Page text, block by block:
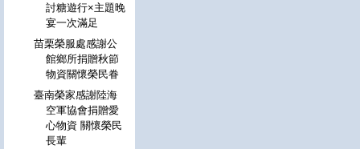
討糖遊行×主題晚
宴一次滿足
苗栗榮服處感謝公
館鄉所捐贈秋節
物資關懷榮民眷
臺南榮家感謝陸海
空軍協會捐贈愛
心物資 關懷榮民
長輩